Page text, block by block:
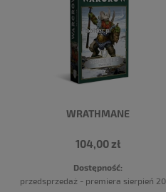
WRATHMANE
104,00 zł
Dostępność:
przedsprzedaż - premiera sierpień